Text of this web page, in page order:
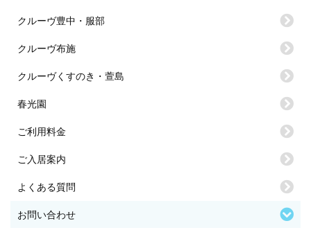
クルーヴ豊中・服部
クルーヴ布施
クルーヴくすのき・萱島
春光園
ご利用料金
ご入居案内
よくある質問
お問い合わせ